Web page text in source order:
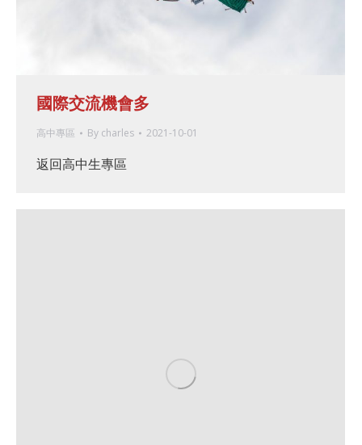
國際交流機會多
高中專區 By charles 2021-10-01
返回高中生專區